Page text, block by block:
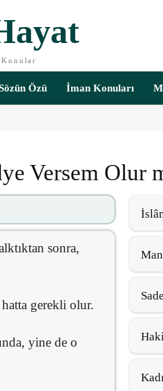
Özü İman Konuları
Versem Olur
sonra,
gerekli olur.
yine de o